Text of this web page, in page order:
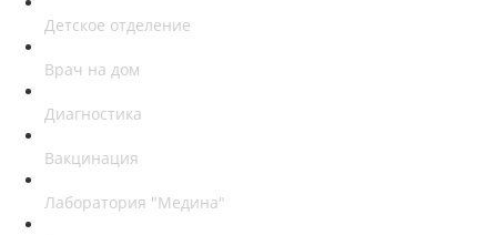
Детское отделение
Врач на дом
Диагностика
Вакцинация
Лаборатория "Медина"